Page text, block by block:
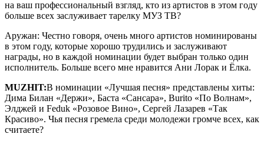
на ваш профессиональный взгляд, кто из артистов в этом году
больше всех заслуживает тарелку МУЗ ТВ?
Аружан: Честно говоря, очень много артистов номинированы
в этом году, которые хорошо трудились и заслуживают
награды, но в каждой номинации будет выбран только один
исполнитель. Больше всего мне нравится Ани Лорак и Ёлка.
MUZHIT:В номинации «Лучшая песня» представлены хиты:
Дима Билан «Держи», Баста «Сансара», Burito «По Волнам»,
Элджей и Feduk «Розовое Вино», Сергей Лазарев «Так
Красиво». Чья песня гремела среди молодежи громче всех, как
считаете?